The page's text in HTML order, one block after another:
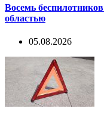
Восемь
областью
05.08.2026